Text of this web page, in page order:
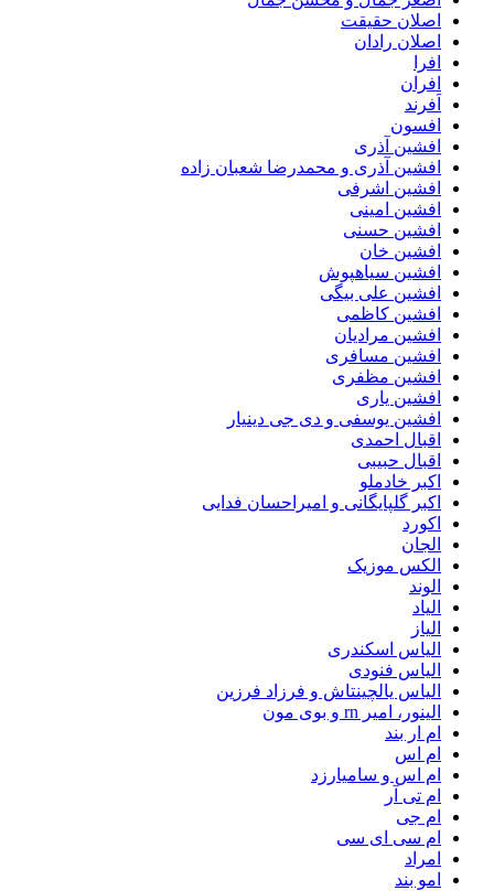
اصلان حقیقت
اصلان رادان
افرا
افران
اَفرند
افسون
افشین آذری
افشین آذری و محمدرضا شعبان زاده
افشین اشرفی
افشین امینی
افشین حسنی
افشین خان
افشین سیاهپوش
افشین علی بیگی
افشین کاظمی
افشین مرادیان
افشین مسافری
افشین مظفری
افشین یاری
افشین یوسفی و دی جی دینیار
اقبال احمدی
اقبال حبیبی
اکبر خادملو
اکبر گلپایگانی و امیراحسان فدایی
اکورد
الجان
الکس موزیک
الوند
الیاد
الیاز
الیاس اسکندری
الیاس فنودی
الیاس یالچینتاش و فرزاد فرزین
الینور، امیر rn و بوی مون
ام‌ ار بند
ام اس
ام اس و سامیارزد
ام تی آر
ام جی
ام سی ای سی
امراد
امو بند